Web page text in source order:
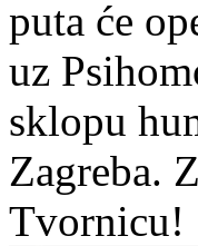
puta će
uz
sklopu
Zagreba.
Tvornicu!